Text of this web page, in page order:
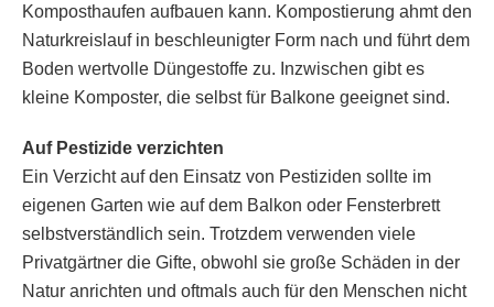
Komposthaufen aufbauen kann. Kompostierung ahmt den
Naturkreislauf in beschleunigter Form nach und führt dem
Boden wertvolle Düngestoffe zu. Inzwischen gibt es
kleine Komposter, die selbst für Balkone geeignet sind.
Auf Pestizide verzichten
Ein Verzicht auf den Einsatz von Pestiziden sollte im
eigenen Garten wie auf dem Balkon oder Fensterbrett
selbstverständlich sein. Trotzdem verwenden viele
Privatgärtner die Gifte, obwohl sie große Schäden in der
Natur anrichten und oftmals auch für den Menschen nicht